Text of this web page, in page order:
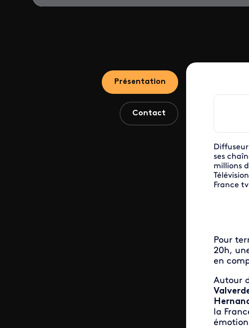
Présentation
Contact
ses
millions
France
Pour
20h,
en
Autour
la